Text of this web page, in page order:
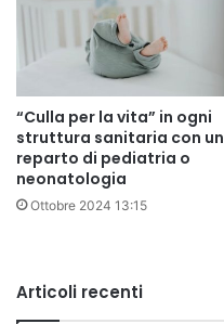
“Culla per la vita” in ogni
struttura sanitaria con un
reparto di pediatria o
neonatologia
Ottobre 2024 13:15
Articoli recenti